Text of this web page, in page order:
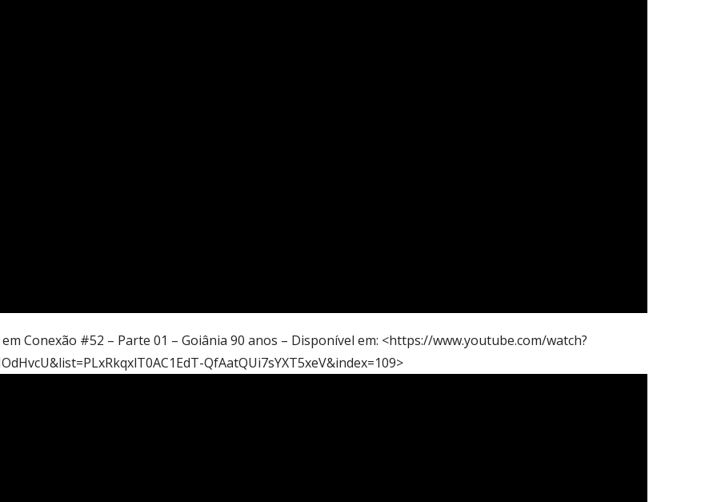
Conexão #52 – Parte 01 – Goiânia 90 anos – Disponível em: <https://www.youtube.com/watch?
QfAatQUi7sYXT5xeV&index=109>